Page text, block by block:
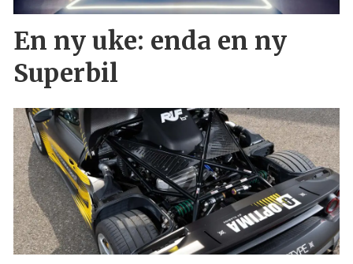
En ny uke: enda en ny
Superbil